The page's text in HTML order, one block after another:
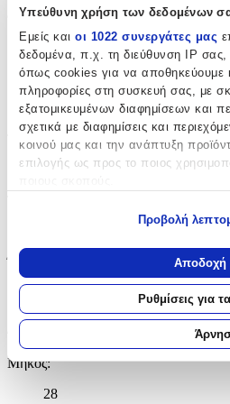
Υπεύθυνη χρήση των δεδομένων
Εμείς και οι 1022 συνεργάτες μας
δεδομένα, π.χ. τη διεύθυνση IP σας,
όπως cookies για να αποθηκεύουμε
πληροφορίες στη συσκευή σας, με
εξατομικευμένων διαφημίσεων και
σχετικά με διαφημίσεις και
κοινού μας και την ανάπτυξη
επιλογής ως προς το ποιος
Εάν μας επιτρέπετε, θα θέλαμε
τοποθεσία, οι οποίες μπορεί να
Να αναγνωρίσουμε τη
συγκεκριμένα χαρακτηριστικά
Μάθετε περισσότερα σχετικά με τον
προσωπικών σας δεδομένων και
ενότητα “Λεπτομέρειες”
Προβολή
Αποδοχή
Ρυθμίσεις για
Φύλο:
Unisex
Αγόρι
Κορίτσι
Τύπος:
Πλάτης
Γυμνασίου - Λυκείου
Ανατομική Πλάτη
Διαστάσεις
Μήκος:
28